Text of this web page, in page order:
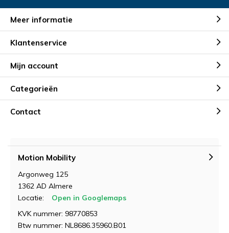
Meer informatie
Klantenservice
Mijn account
Categorieën
Contact
Motion Mobility
Argonweg 125
1362 AD Almere
Locatie:
Open in Googlemaps
KVK nummer: 98770853
Btw nummer: NL8686.35960.B01